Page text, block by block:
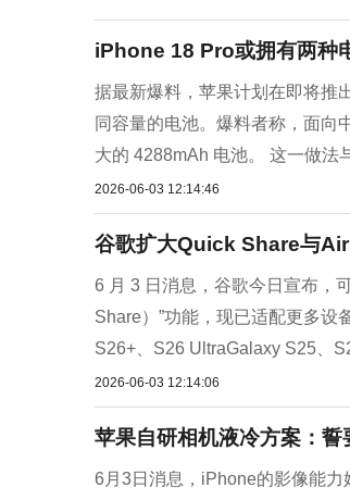
iPhone 18 Pro或拥有两种
据最新爆料，苹果计划在即将推
同容量的电池。爆料者称，面向
大的 4288mAh 电池。 这一做法
2026-06-03 12:14:46
谷歌扩大Quick Share与
6 月 3 日消息，谷歌今日宣布，
Share）”功能，现已适配更多设
S26+、S26 UltraGalaxy S25、
2026-06-03 12:14:06
苹果自研相机液冷方案：
6月3日消息，iPhone的影像能力